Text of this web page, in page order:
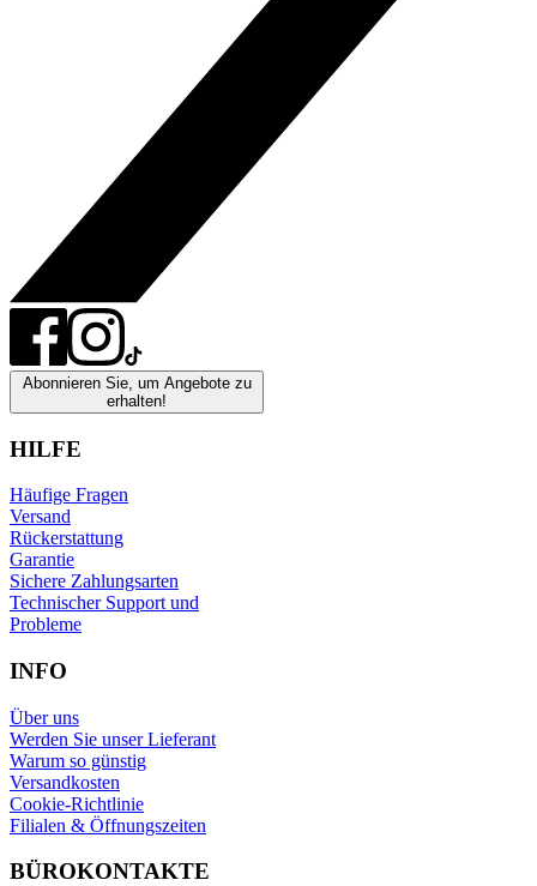
Abonnieren Sie, um Angebote zu
erhalten!
HILFE
Häufige Fragen
Versand
Rückerstattung
Garantie
Sichere Zahlungsarten
Technischer Support und
Probleme
INFO
Über uns
Werden Sie unser Lieferant
Warum so günstig
Versandkosten
Cookie-Richtlinie
Filialen & Öffnungszeiten
BÜROKONTAKTE